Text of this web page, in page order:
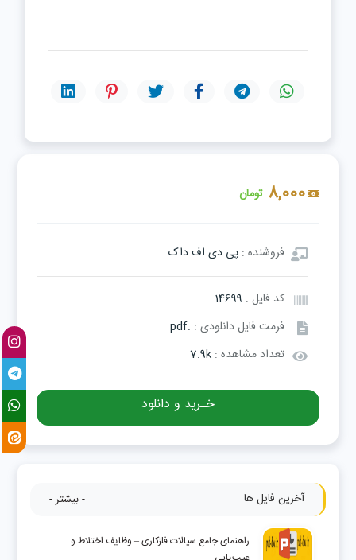
8,000 تومان
فروشنده :پی دی اف داک
کد فایل : 14699
فرمت فایل دانلودی : .pdf
تعداد مشاهده :7.9k
خـرید و دانلود
آخرین فایل ها - بیشتر -
راهنمای جامع سیالات فلزکاری – وظایف اختلاط و